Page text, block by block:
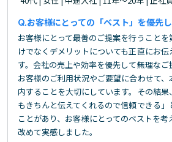
お客様にとっての「ベスト」を優先
お客様にとって最善のご提案を行うこと
けでなくデメリットについても正直にお
す。会社の売上や効率を優先して無理なご
お客様のご利用状況やご要望に合わせて
内することを大切にしています。その結
もきちんと伝えてくれるので信頼できる
ことがあり、お客様にとってのベストを
改めて実感しました。